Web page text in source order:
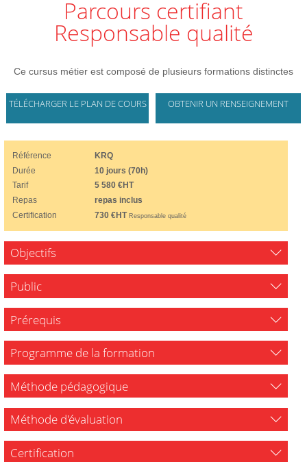
Parcours certifiant
Responsable qualité
Ce cursus métier est composé de plusieurs formations distinctes
TÉLÉCHARGER LE PLAN DE COURS OBTENIR UN RENSEIGNEMENT
Référence
KRQ
Durée
10 jours (70h)
Tarif
5 580 €HT
Repas
repas inclus
Certification
730 €HTResponsable qualité
Objectifs
Public
Prérequis
Programme de la formation
Méthode pédagogique
Méthode d'évaluation
Certification